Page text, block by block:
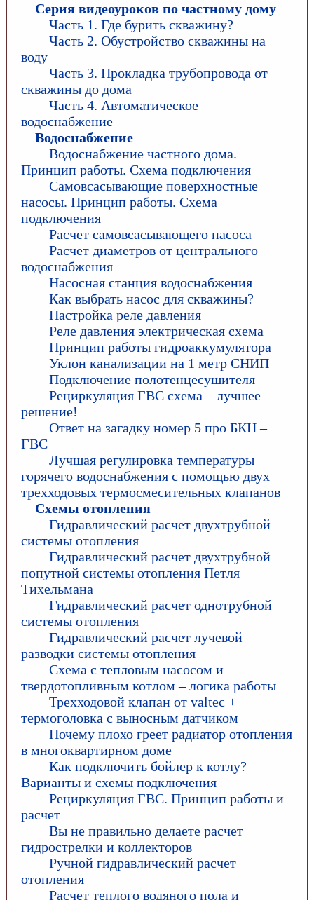
Серия видеоуроков по частному дому
Часть 1. Где бурить скважину?
Часть 2. Обустройство скважины на
воду
Часть 3. Прокладка трубопровода от
скважины до дома
Часть 4. Автоматическое
водоснабжение
Водоснабжение
Водоснабжение частного дома.
Принцип работы. Схема подключения
Самовсасывающие поверхностные
насосы. Принцип работы. Схема
подключения
Расчет самовсасывающего насоса
Расчет диаметров от центрального
водоснабжения
Насосная станция водоснабжения
Как выбрать насос для скважины?
Настройка реле давления
Реле давления электрическая схема
Принцип работы гидроаккумулятора
Уклон канализации на 1 метр СНИП
Подключение полотенцесушителя
Рециркуляция ГВС схема – лучшее
решение!
Ответ на загадку номер 5 про БКН –
ГВС
Лучшая регулировка температуры
горячего водоснабжения с помощью двух
трехходовых термосмесительных клапанов
Схемы отопления
Гидравлический расчет двухтрубной
системы отопления
Гидравлический расчет двухтрубной
попутной системы отопления Петля
Тихельмана
Гидравлический расчет однотрубной
системы отопления
Гидравлический расчет лучевой
разводки системы отопления
Схема с тепловым насосом и
твердотопливным котлом – логика работы
Трехходовой клапан от valtec +
термоголовка с выносным датчиком
Почему плохо греет радиатор отопления
в многоквартирном доме
Как подключить бойлер к котлу?
Варианты и схемы подключения
Рециркуляция ГВС. Принцип работы и
расчет
Вы не правильно делаете расчет
гидрострелки и коллекторов
Ручной гидравлический расчет
отопления
Расчет теплого водяного пола и